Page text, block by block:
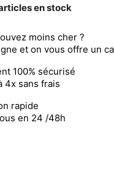
en stock
moins cher ?
et on vous offre un
100% sécurisé
4x sans frais
rapide
en 24 /48h